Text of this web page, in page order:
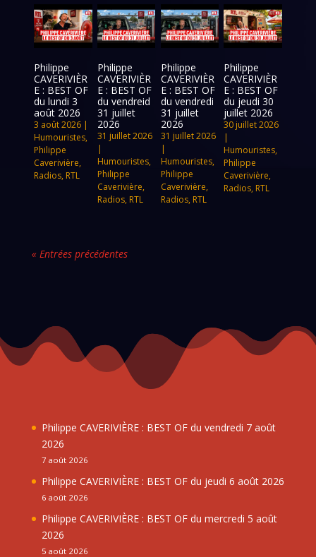
Philippe
CAVERIVIÈR
E : BEST OF
du lundi 3
août 2026
3 août 2026 |
Humouristes,
Philippe
Caverivière,
Radios, RTL
Philippe
CAVERIVIÈR
E : BEST OF
du vendreid
31 juillet
2026
31 juillet 2026
|
Humouristes,
Philippe
Caverivière,
Radios, RTL
Philippe
CAVERIVIÈR
E : BEST OF
du vendredi
31 juillet
2026
31 juillet 2026
|
Humouristes,
Philippe
Caverivière,
Radios, RTL
Philippe
CAVERIVIÈR
E : BEST OF
du jeudi 30
juillet 2026
30 juillet 2026
|
Humouristes,
Philippe
Caverivière,
Radios, RTL
« Entrées précédentes
Philippe CAVERIVIÈRE : BEST OF du vendredi 7 août
2026
7 août 2026
Philippe CAVERIVIÈRE : BEST OF du jeudi 6 août 2026
6 août 2026
Philippe CAVERIVIÈRE : BEST OF du mercredi 5 août
2026
5 août 2026